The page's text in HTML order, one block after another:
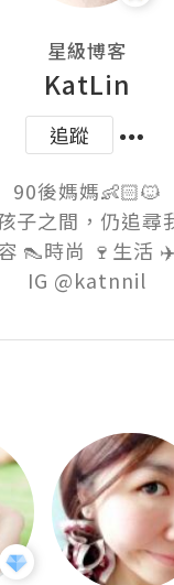
星級博客
KatLin
追蹤
90後媽媽👶🏻🐱
子之間，仍追
👠時尚 🍷生活